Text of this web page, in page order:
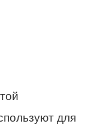
для